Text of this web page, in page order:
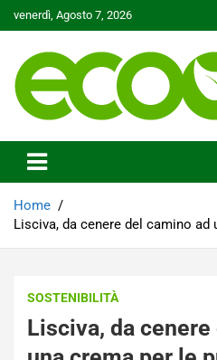
to
venerdì, Agosto 7, 2026
Ecoo.it
Home
Lisciva, da cenere del camino ad
SOSTENIBILITÀ
Lisciva, da cenere